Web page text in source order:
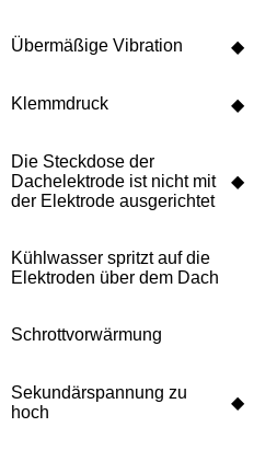
Übermäßige Vibration ◆
Klemmdruck ◆
Die Steckdose der
Dachelektrode ist nicht mit
der Elektrode ausgerichtet
◆
Kühlwasser spritzt auf die
Elektroden über dem Dach
Schrottvorwärmung
Sekundärspannung zu
hoch
◆